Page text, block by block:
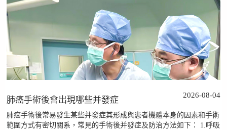
肺癌手術後會出現哪些并發症 2026-08-04
肺癌手術後常易發生某些并發症其形成與患者機體本身的因素和手術
範圍方式有密切關系，常見的手術後并發症及防治方法如下： 1.呼吸